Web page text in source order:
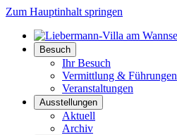
Zum Hauptinhalt springen
Besuch
Ihr Besuch
Vermittlung & Führungen
Veranstaltungen
Ausstellungen
Aktuell
Archiv